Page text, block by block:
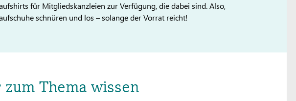
für Mitgliedskanzleien zur Verfügung, die dabei sind. Also,
schnüren und los – solange der Vorrat reicht!
Thema wissen